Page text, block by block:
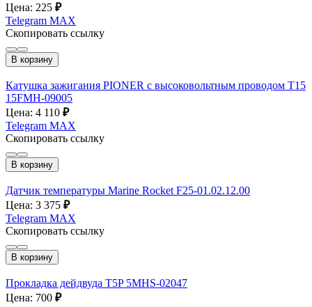
Цена: 225 ₽
Telegram MAX
Скопировать ссылку
В корзину
Катушка зажигания PIONER с высоковольтным проводом T15
15FMH-09005
Цена: 4 110 ₽
Telegram MAX
Скопировать ссылку
В корзину
Датчик температуры Marine Rocket F25-01.02.12.00
Цена: 3 375 ₽
Telegram MAX
Скопировать ссылку
В корзину
Прокладка дейдвуда T5P 5MHS-02047
Цена: 700 ₽